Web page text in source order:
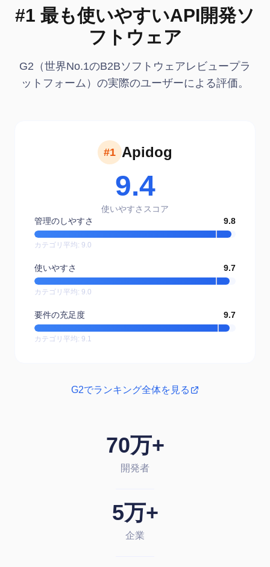
#1 最も使いやすいAPI開発ソ
フトウェア
G2（世界No.1のB2Bソフトウェアレビュープラ
ットフォーム）の実際のユーザーによる評価。
#1 Apidog
9.4
使いやすさスコア
管理のしやすさ
9.8
カテゴリ平均: 9.0
使いやすさ 9.7
カテゴリ平均: 9.0
要件の充足度 9.7
カテゴリ平均: 9.1
G2でランキング全体を見る
70万+
開発者
5万+
企業